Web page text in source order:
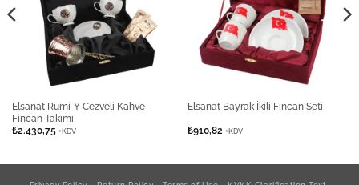
Elsanat Rumi-Y Cezveli Kahve
Fincan Takımı
₺2.430,75 +KDV
Elsanat Bayrak İkili Fincan Seti
₺910,82 +KDV